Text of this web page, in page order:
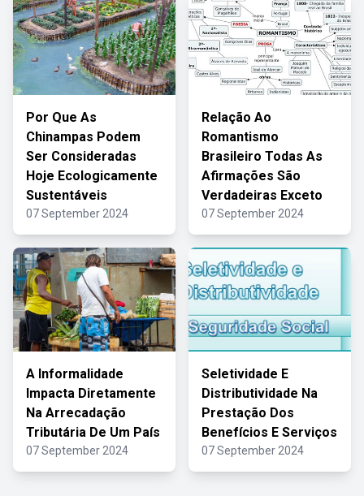
Por Que As
Chinampas Podem
Ser Consideradas
Hoje Ecologicamente
Sustentáveis
07 September 2024
Relação Ao
Romantismo
Brasileiro Todas As
Afirmações São
Verdadeiras Exceto
07 September 2024
A Informalidade
Impacta Diretamente
Na Arrecadação
Tributária De Um País
07 September 2024
Seletividade E
Distributividade Na
Prestação Dos
Benefícios E Serviços
07 September 2024